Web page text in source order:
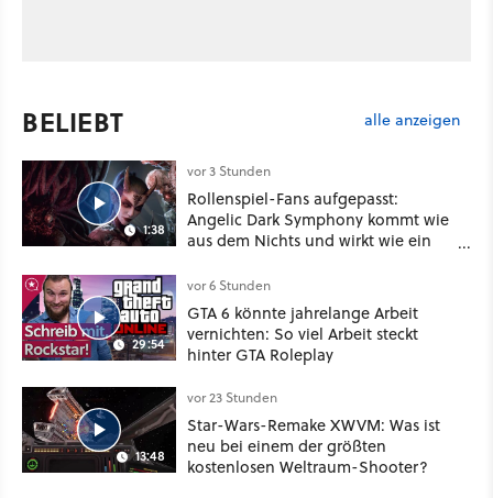
BELIEBT alle anzeigen
1:38
vor 3 Stunden
Rollenspiel-Fans aufgepasst:
Angelic Dark Symphony kommt wie
aus dem Nichts und wirkt wie ein
Mass Effect
29:54
vor 6 Stunden
GTA 6 könnte jahrelange Arbeit
vernichten: So viel Arbeit steckt
hinter GTA Roleplay
13:48
vor 23 Stunden
Star-Wars-Remake XWVM: Was ist
neu bei einem der größten
kostenlosen Weltraum-Shooter?